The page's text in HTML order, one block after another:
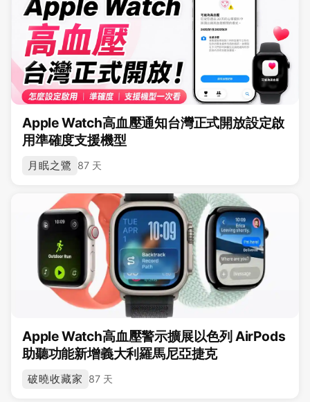
Apple Watch高血壓通知台灣正式開放設定啟
用準確度支援機型
月眠之鷺 87 天
Apple Watch高血壓警示擴展以色列 AirPods
助聽功能新增義大利羅馬尼亞捷克
破曉收藏家 87 天